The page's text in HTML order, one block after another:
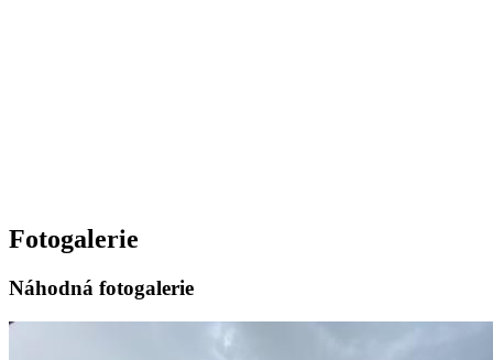
Fotogalerie
Náhodná fotogalerie